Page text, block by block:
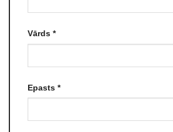
Vārds *
Epasts *